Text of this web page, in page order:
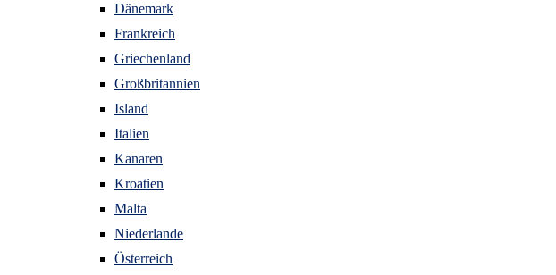
Dänemark
Frankreich
Griechenland
Großbritannien
Island
Italien
Kanaren
Kroatien
Malta
Niederlande
Österreich